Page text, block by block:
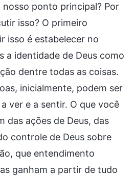
ponto principal? Por
isso? O primeiro
isso é estabelecer no
a identidade de Deus como
dentre todas as coisas.
inicialmente, podem ser
ver e a sentir. O que você
das ações de Deus, das
controle de Deus sobre
que entendimento
ganham a partir de tudo